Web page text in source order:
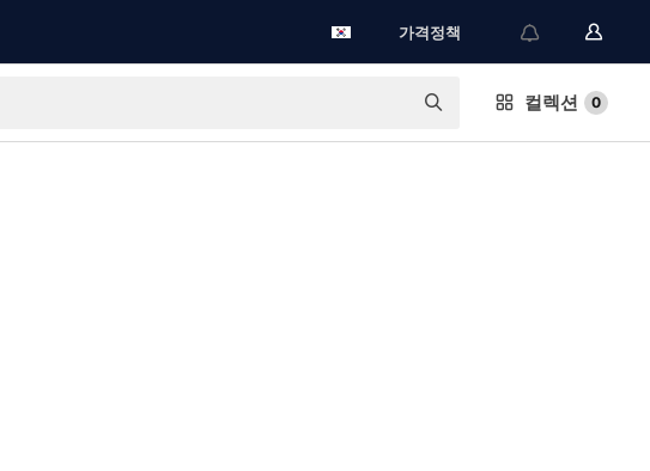
가격정책
컬렉션 0